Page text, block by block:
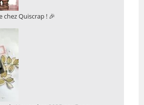
chez Quiscrap ! 🎉